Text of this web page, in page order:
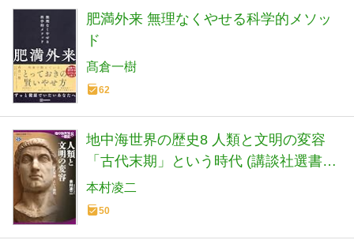
肥満外来 無理なくやせる科学的メソッ
ド
髙倉一樹
62
地中海世界の歴史8 人類と文明の変容
「古代末期」という時代 (講談社選書メ
チエ 808)
本村凌二
50